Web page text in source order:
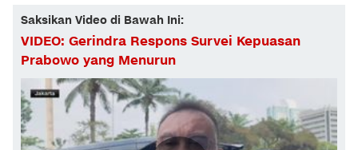
Saksikan Video di Bawah Ini:
VIDEO: Gerindra Respons Survei Kepuasan
Prabowo yang Menurun